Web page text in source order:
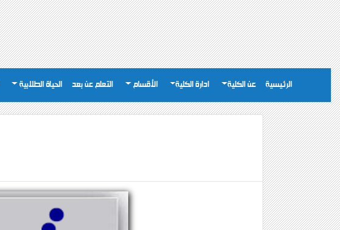
الرئيسية عن الكلية ادارة الكلية الأقسام التعلم عن بعد الحياة الطلابية